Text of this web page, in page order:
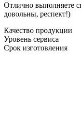
Отлично выполняете
довольны, респект!)
Качество продукции
Уровень сервиса
Срок изготовления